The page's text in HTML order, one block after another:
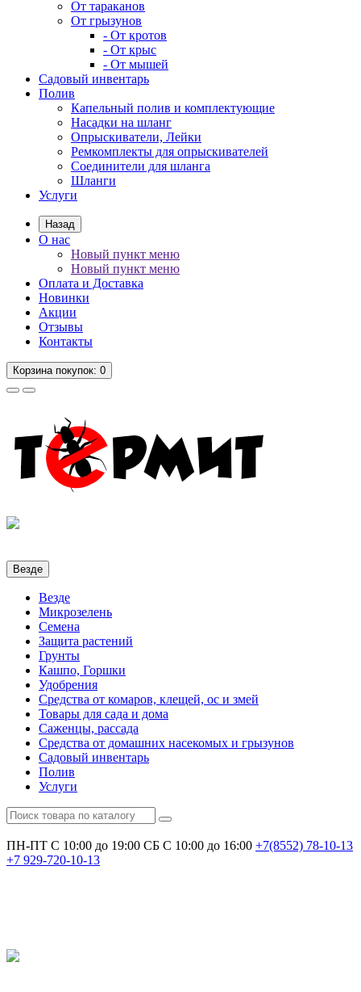
От тараканов
От грызунов
- От кротов
- От крыс
- От мышей
Садовый инвентарь
Полив
Капельный полив и комплектующие
Насадки на шланг
Опрыскиватели, Лейки
Ремкомплекты для опрыскивателей
Соединители для шланга
Шланги
Услуги
Назад
О нас
Новый пункт меню
Новый пункт меню
Оплата и Доставка
Новинки
Акции
Отзывы
Контакты
Корзинапокупок: 0
Везде
Везде
Микрозелень
Семена
Защита растений
Грунты
Кашпо, Горшки
Удобрения
Средства от комаров, клещей, ос и змей
Товары для сада и дома
Саженцы, рассада
Средства от домашних насекомых и грызунов
Садовый инвентарь
Полив
Услуги
ПН-ПТ С 10:00 до 19:00 СБ С 10:00 до 16:00 +7(8552) 78-10-13
+7 929-720-10-13